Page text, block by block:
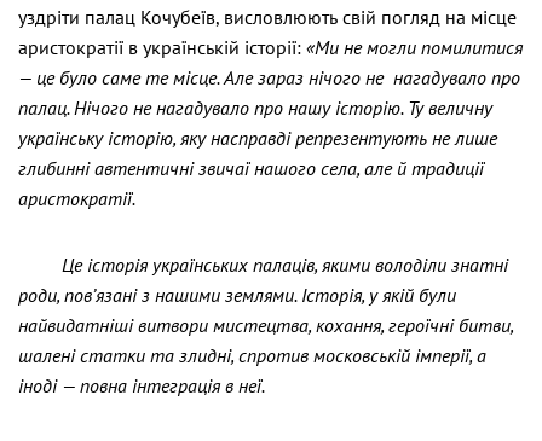
уздріти палац Кочубеїв, висловлюють свій погляд на місце
аристократії в українській історії: «Ми не могли помилитися
— це було саме те місце. Але зараз нічого не нагадувало про
палац. Нічого не нагадувало про нашу історію. Ту величну
українську історію, яку насправді репрезентують не лише
глибинні автентичні звичаї нашого села, але й традиції
аристократії.
Це історія українських палаців, якими володіли знатні
роди, пов’язані з нашими землями. Історія, у якій були
найвидатніші витвори мистецтва, кохання, героїчні битви,
шалені статки та злидні, спротив московській імперії, а
іноді — повна інтеграція в неї.